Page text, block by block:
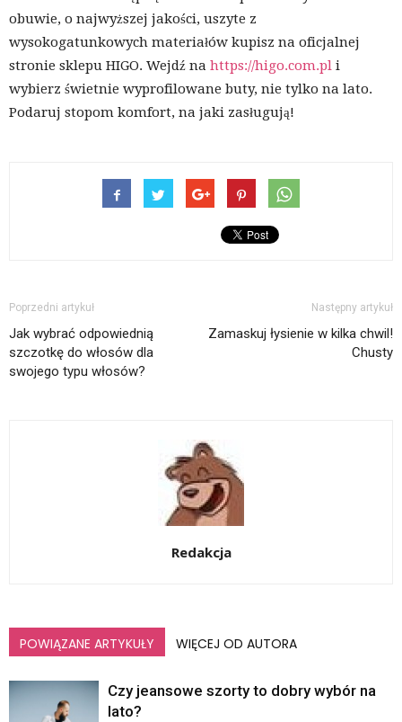
obuwie, o najwyższej jakości, uszyte z
wysokogatunkowych materiałów kupisz na oficjalnej
stronie sklepu HIGO. Wejdź na https://higo.com.pl i
wybierz świetnie wyprofilowane buty, nie tylko na lato.
Podaruj stopom komfort, na jaki zasługują!
Poprzedni artykuł
Jak wybrać odpowiednią
szczotkę do włosów dla
swojego typu włosów?
Następny artykuł
Zamaskuj łysienie w kilka chwil!
Chusty
Redakcja
POWIĄZANE ARTYKUŁY WIĘCEJ OD AUTORA
Czy jeansowe szorty to dobry wybór na
lato?